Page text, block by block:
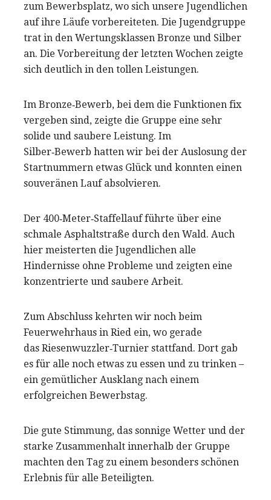
zum Bewerbsplatz, wo sich unsere Jugendlichen
auf ihre Läufe vorbereiteten. Die Jugendgruppe
trat in den Wertungsklassen Bronze und Silber
an. Die Vorbereitung der letzten Wochen zeigte
sich deutlich in den tollen Leistungen.
Im Bronze‑Bewerb, bei dem die Funktionen fix
vergeben sind, zeigte die Gruppe eine sehr
solide und saubere Leistung. Im
Silber‑Bewerb hatten wir bei der Auslosung der
Startnummern etwas Glück und konnten einen
souveränen Lauf absolvieren.
Der 400‑Meter‑Staffellauf führte über eine
schmale Asphaltstraße durch den Wald. Auch
hier meisterten die Jugendlichen alle
Hindernisse ohne Probleme und zeigten eine
konzentrierte und saubere Arbeit.
Zum Abschluss kehrten wir noch beim
Feuerwehrhaus in Ried ein, wo gerade
das Riesenwuzzler‑Turnier stattfand. Dort gab
es für alle noch etwas zu essen und zu trinken –
ein gemütlicher Ausklang nach einem
erfolgreichen Bewerbstag.
Die gute Stimmung, das sonnige Wetter und der
starke Zusammenhalt innerhalb der Gruppe
machten den Tag zu einem besonders schönen
Erlebnis für alle Beteiligten.